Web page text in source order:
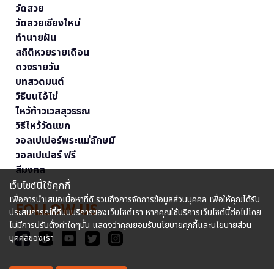
วัดสวย
วัดสวยเชียงใหม่
ทำนายฝัน
สถิติหวยรายเดือน
ดวงรายวัน
บทสวดมนต์
วิธีบนไอ้ไข่
ไหว้ท้าวเวสสุวรรณ
วิธีไหว้วัดแขก
วอลเปเปอร์พระแม่ลักษมี
วอลเปเปอร์ ฟรี
สีมงคล
FOLLOW US
เว็บไซต์นี้ใช้คุกกี้
เพื่อการนำเสนอเนื้อหาที่ดี รวมถึงการจัดการข้อมูลส่วนบุคคล เพื่อให้คุณได้รับ
ประสบการณ์ที่ดีบนบริการของเว็บไซต์เรา หากคุณใช้บริการเว็บไซต์นี้ต่อไปโดย
ไม่มีการปรับตั้งค่าใดๆนั้น แสดงว่าคุณยอมรับนโยบายคุกกี้และนโยบายส่วน
บุคคลของเรา